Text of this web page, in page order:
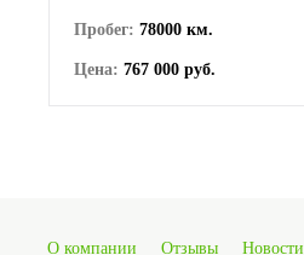
Пробег: 78000 км.
Цена: 767 000 руб.
О компании Отзывы Новости